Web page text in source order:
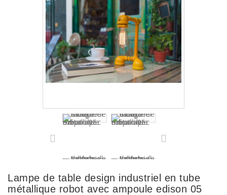
Lampe de table design industriel en tube
métallique robot avec ampoule edison 05